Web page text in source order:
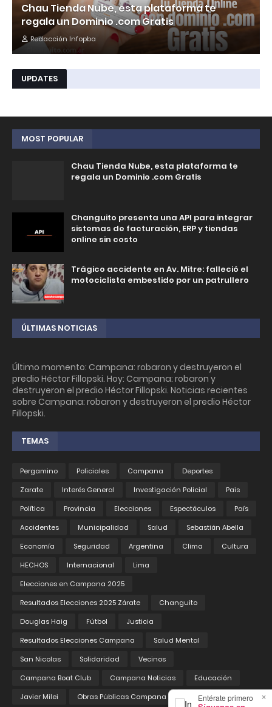
×
Entérate primero
Chau Tienda Nube, esta plataforma te
regala un Dominio .com Gratis
Redacción Infopba
UPDATES
MOST POPULAR
Chau Tienda Nube, esta plataforma te
regala un Dominio .com Gratis
Changuito presenta una API para integrar
sistemas de facturación, ERP y tiendas
online sin costo
Trágico accidente en Av. Mitre: falleció el
motociclista embestido por un patrullero
ÚLTIMAS NOTICIAS
Último momento: Campana: robaron y destruyeron el
predio Héctor Fillopski. Hoy: Campana: robaron y
destruyeron el predio Héctor Fillopski. Noticias recientes
sobre Campana: robaron y destruyeron el predio Héctor
Fillopski.
TEMAS
Pergamino Policiales Campana
Deportes
Zarate
Interés General Investigación Policial
Pais
Política
Provincia Elecciones Espectáculos
País
Accidentes
Municipalidad Salud
Sebastián Abella
Economía
Seguridad Argentina Clima
Cultura
HECHOS
Internacional
Lima
Elecciones en Campana 2025
Resultados Elecciones 2025 Zárate
Changuito
Douglas Haig
Fútbol
Justicia
Resultados Elecciones Campana
Salud Mental
San Nicolas
Solidaridad
Vecinos
Campana Boat Club
Campana Noticias
Educación
Javier Milei
Obras Públicas Campana Pedix